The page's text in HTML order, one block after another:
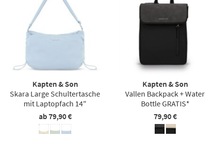
Kapten & Son
Skara Large Schultertasche
mit Laptopfach 14″
ab 79,90 €
Kapten & Son
Vallen Backpack + Water
Bottle GRATIS*
79,90 €